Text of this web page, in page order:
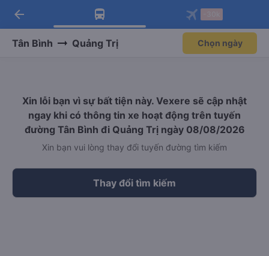
Tải app Vexere ngay!
Nhận ưu đãi thành viên độc
Mở app
Tải app Vexere
-30k/ghế khi đặt vé máy bay qua
Mở app
arrow_back
Tân Bình Quảng Trị Chọn ngày
Xin lỗi bạn vì sự bất tiện này. Vexere sẽ cập nhật
ngay khi có thông tin xe hoạt động trên tuyến
đường Tân Bình đi Quảng Trị ngày 08/08/2026
Xin bạn vui lòng thay đổi tuyến đường tìm kiếm
Thay đổi tìm kiếm